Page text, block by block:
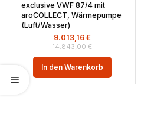
exclusive VWF 87/4 mit
aroCOLLECT, Wärmepumpe
(Luft/Wasser)
14.843,00€
9.013,16 €
In den Warenkorb